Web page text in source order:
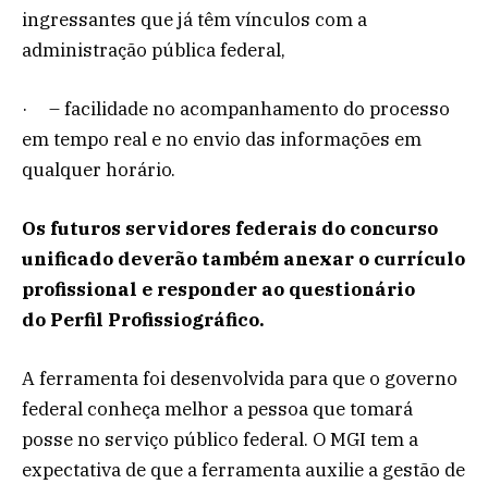
ingressantes que já têm vínculos com a
administração pública federal,
· – facilidade no acompanhamento do processo
em tempo real e no envio das informações em
qualquer horário.
Os futuros servidores federais do concurso
unificado deverão também anexar o currículo
profissional e responder ao questionário
do Perfil Profissiográfico.
A ferramenta foi desenvolvida para que o governo
federal conheça melhor a pessoa que tomará
posse no serviço público federal. O MGI tem a
expectativa de que a ferramenta auxilie a gestão de